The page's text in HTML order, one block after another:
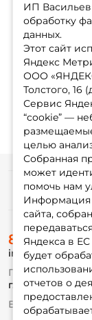
ИП Васильев
обработку
данных.
Этот сайт
Яндекс
ООО
Толстого, 16
Сервис
“cookie” —
целью
Собранная
может
помочь нам
Информация
сайта,
Яндекса в
будет
отчетов о
8 (495)
По вопросам с
г. Москва, ул.
Ежедневно